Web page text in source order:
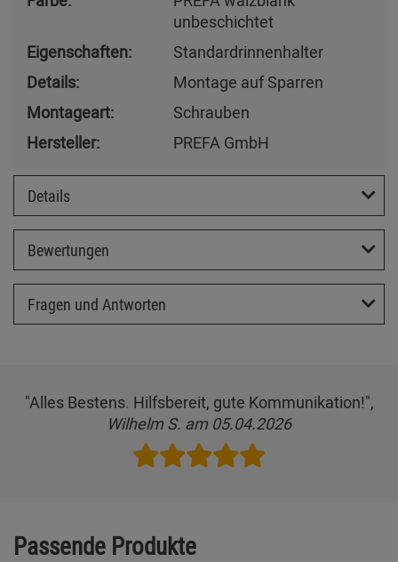
unbeschichtet
Eigenschaften:
Standardrinnenhalter
Details:
Montage auf Sparren
Montageart:
Schrauben
Hersteller:
PREFA GmbH
Details
Bewertungen
Fragen und Antworten
"Alles Bestens. Hilfsbereit, gute Kommunikation!",
Wilhelm S. am 05.04.2026
Passende Produkte